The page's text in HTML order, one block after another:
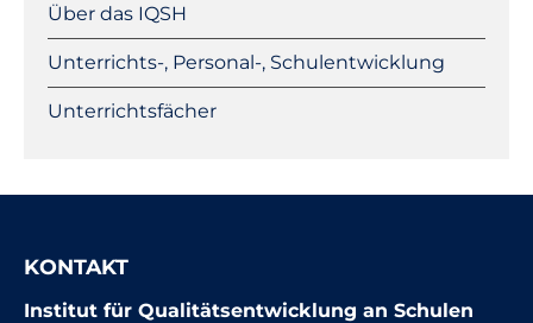
Über das IQSH
Unterrichts-, Personal-, Schulentwicklung
Unterrichtsfächer
KONTAKT
Institut für Qualitätsentwicklung an Schulen